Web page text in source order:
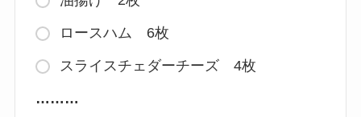
ロースハム 6枚
スライスチェダーチーズ 4枚
………